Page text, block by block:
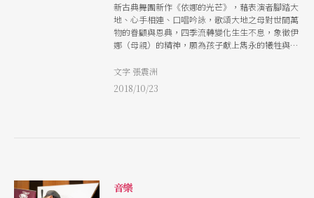
新古典舞團新作《依娜的光芒》，藉表演者腳踏大
地、心手相連、口唱吟詠，歌頌大地之母對世間萬
物的眷顧與恩典，四季流轉變化生生不息，象徵伊
娜（母親）的精神，願為孩子獻上雋永的犧牲與照
文字 張震洲
2018/10/23
音樂